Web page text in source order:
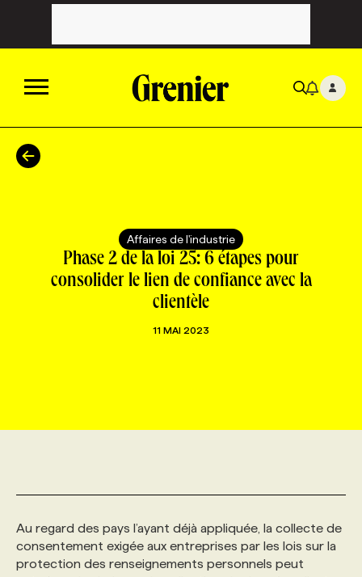
ACTUALITÉS
TOUTES LES CATÉGORIES
CAMPAGNES ET CRÉATIVITÉ
PRIX ET DISTINCTIONS
CHRONIQUES
TOUTES LES CHRONIQUES
GEO/SEO
FORFAITS ABONNEMENT
VOIR TOUTES LES PARUTIONS
INFOLETTRES
INFOLETTRE EN BREF
FAQ
FORMATIONS PERSONNALISÉES
NOS TARIFS
Affaires de l'industrie
Phase 2 de la loi 25: 6 étapes pour
consolider le lien de confiance avec la
clientèle
11 MAI 2023
Au regard des pays l’ayant déjà appliquée, la collecte de
consentement exigée aux entreprises par les lois sur la
protection des renseignements personnels peut